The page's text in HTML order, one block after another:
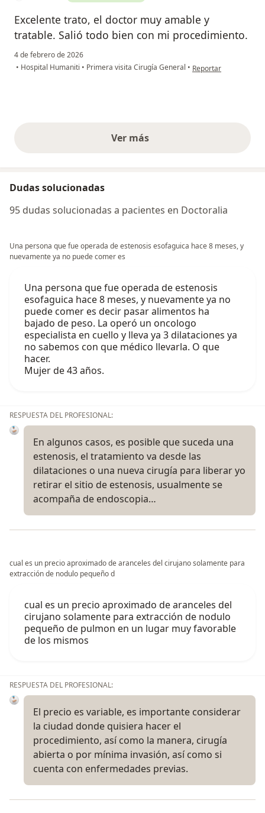
Excelente trato, el doctor muy amable y
tratable. Salió todo bien con mi procedimiento.
4 de febrero de 2026
• Hospital Humaniti • Primera visita Cirugía General • en opinión del
Reportar
Ver másopiniones anteriores
Dudas solucionadas
95 dudas solucionadas a pacientes en Doctoralia
Una persona que fue operada de estenosis esofaguica hace 8 meses, y
nuevamente ya no puede comer es
Una persona que fue operada de estenosis
esofaguica hace 8 meses, y nuevamente ya no
puede comer es decir pasar alimentos ha
bajado de peso. La operó un oncologo
especialista en cuello y lleva ya 3 dilataciones ya
no sabemos con que médico llevarla. O que
hacer.
Mujer de 43 años.
RESPUESTA DEL PROFESIONAL:
En algunos casos, es posible que suceda una
estenosis, el tratamiento va desde las
dilataciones o una nueva cirugía para liberar yo
retirar el sitio de estenosis, usualmente se
acompaña de endoscopia…
cual es un precio aproximado de aranceles del cirujano solamente para
extracción de nodulo pequeño d
cual es un precio aproximado de aranceles del
cirujano solamente para extracción de nodulo
pequeño de pulmon en un lugar muy favorable
de los mismos
RESPUESTA DEL PROFESIONAL:
El precio es variable, es importante considerar
la ciudad donde quisiera hacer el
procedimiento, así como la manera, cirugía
abierta o por mínima invasión, así como si
cuenta con enfermedades previas.